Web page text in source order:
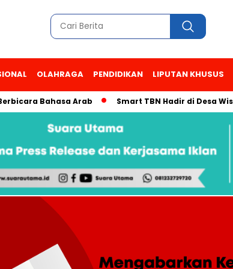
OLAHRAGA PENDIDIKAN LIPUTAN KHUSUS
Bahasa Arab Smart TBN Hadir di Desa Wisata